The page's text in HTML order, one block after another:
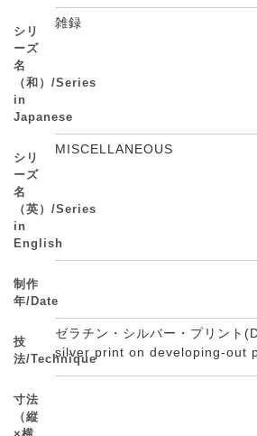
シリ
ーズ
名
（和）/Series
in
Japanese
雑録
シリ
ーズ
名
（英）/Series
in
English
MISCELLANEOUS
制作
年/Date
技
法/Technique
ゼラチン・シルバー・プリン
silver print on developing-out
寸法
（縦